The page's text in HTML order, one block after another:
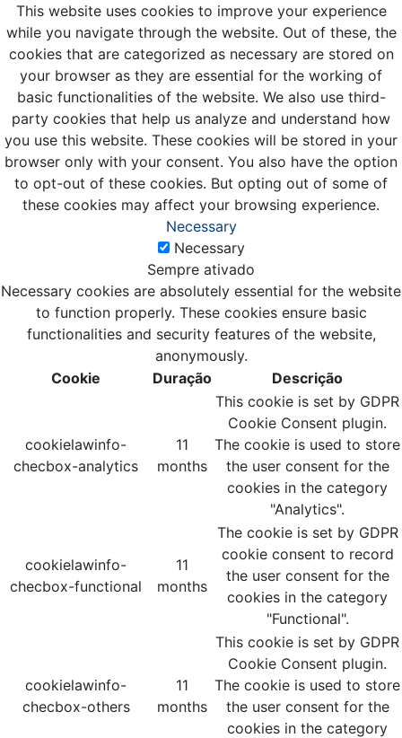
This website uses cookies to improve your experience
while you navigate through the website. Out of these, the
cookies that are categorized as necessary are stored on
your browser as they are essential for the working of
basic functionalities of the website. We also use third-
party cookies that help us analyze and understand how
you use this website. These cookies will be stored in your
browser only with your consent. You also have the option
to opt-out of these cookies. But opting out of some of
these cookies may affect your browsing experience.
Necessary
Necessary
Sempre ativado
Necessary cookies are absolutely essential for the website
to function properly. These cookies ensure basic
functionalities and security features of the website,
anonymously.
Cookie
Duração Descrição
cookielawinfo-
checbox-analytics
11
months
This cookie is set by GDPR
Cookie Consent plugin.
The cookie is used to store
the user consent for the
cookies in the category
"Analytics".
cookielawinfo-
checbox-functional
11
months
The cookie is set by GDPR
cookie consent to record
the user consent for the
cookies in the category
"Functional".
cookielawinfo-
checbox-others
11
months
This cookie is set by GDPR
Cookie Consent plugin.
The cookie is used to store
the user consent for the
cookies in the category